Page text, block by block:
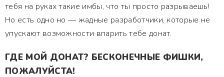
тебя на руках такие имбы, что ты просто разрываешь!
Но есть одно но — жадные разработчики, которые не
упускают возможности впарить тебе донат.
ГДЕ МОЙ ДОНАТ? БЕСКОНЕЧНЫЕ ФИШКИ,
ПОЖАЛУЙСТА!